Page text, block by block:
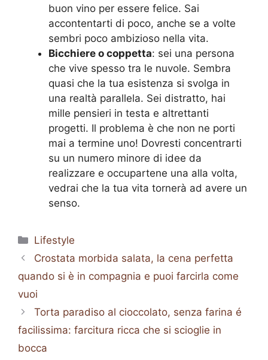
buon vino per essere felice. Sai
accontentarti di poco, anche se a volte
sembri poco ambizioso nella vita.
Bicchiere o coppetta: sei una persona
che vive spesso tra le nuvole. Sembra
quasi che la tua esistenza si svolga in
una realtà parallela. Sei distratto, hai
mille pensieri in testa e altrettanti
progetti. Il problema è che non ne porti
mai a termine uno! Dovresti concentrarti
su un numero minore di idee da
realizzare e occupartene una alla volta,
vedrai che la tua vita tornerà ad avere un
senso.
Categorie
Lifestyle
Crostata morbida salata, la cena perfetta
quando si è in compagnia e puoi farcirla come
vuoi
Torta paradiso al cioccolato, senza farina é
facilissima: farcitura ricca che si scioglie in
bocca